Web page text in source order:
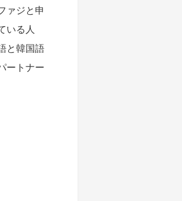
ァジと申
いる人
と韓国語
ートナー